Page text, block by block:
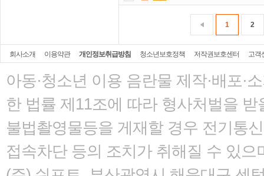
1 2
회사소개 이용약관 개인정보취급방침 청소년보호정책 저작권보호센터 고객
아동·청소년 이용 음란물 제작·배포·
한 법률 제11조에 따라 형사처벌을 받
불법촬영물등을 게재할 경우 전기통
접속차단 등의 조치가 취해질 수 있으